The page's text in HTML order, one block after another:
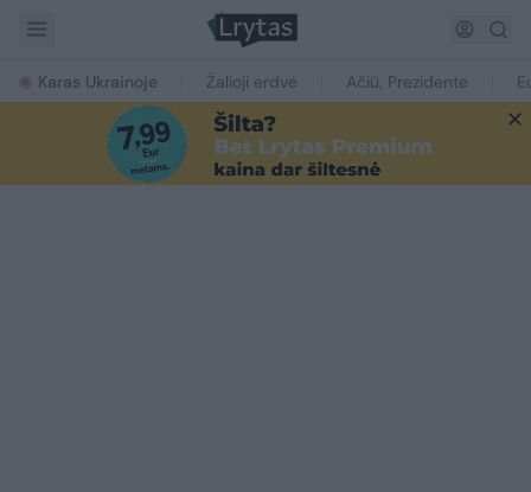
Karas Ukrainoje Žalioji erdvė Ačiū, Prezidente